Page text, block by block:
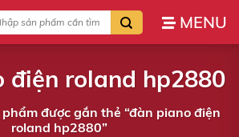
điện roland hp2880
được gắn thẻ “đàn piano điện
roland hp2880”